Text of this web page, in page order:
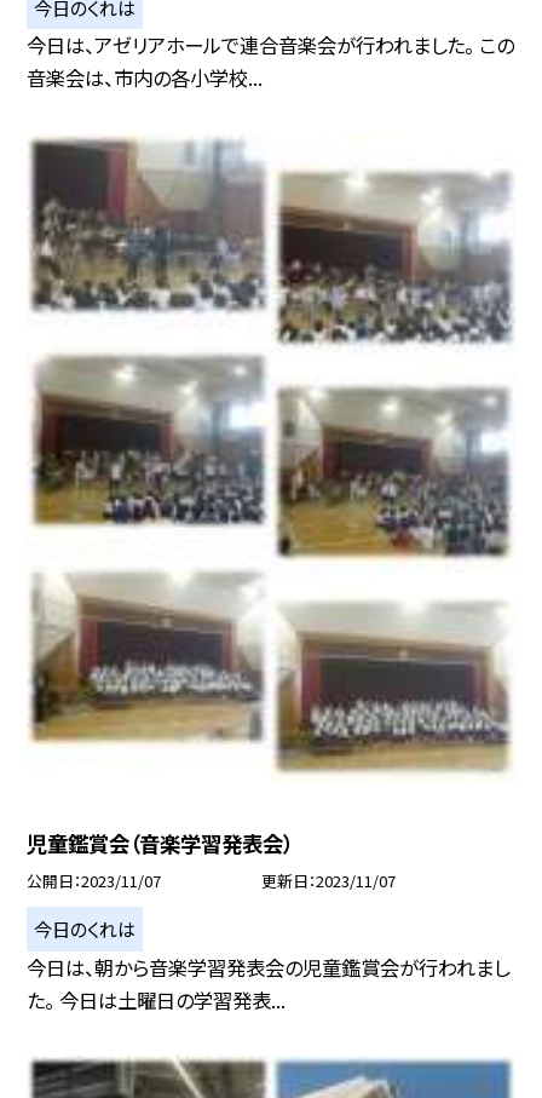
今日のくれは
今日は、アゼリアホールで連合音楽会が行われました。 この
音楽会は、市内の各小学校...
児童鑑賞会（音楽学習発表会）
公開日 2023/11/07 更新日 2023/11/07
今日のくれは
今日は、朝から音楽学習発表会の児童鑑賞会が行われまし
た。 今日は土曜日の学習発表...